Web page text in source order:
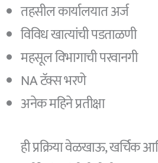
तहसील कार्यालयात अर्ज
विविध खात्यांची पडताळणी
महसूल विभागाची परवानगी
NA टॅक्स भरणे
अनेक महिने प्रतीक्षा
ही प्रक्रिया वेळखाऊ, खर्चिक